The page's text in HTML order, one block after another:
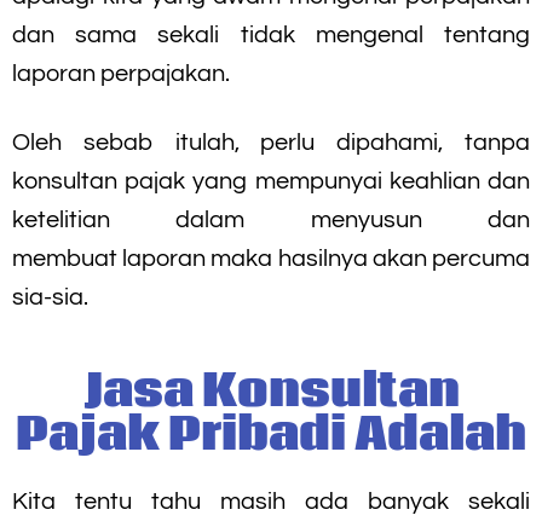
dan sama sekali tidak mengenal tentang
laporan perpajakan.
Oleh sebab itulah, perlu dipahami, tanpa
konsultan pajak yang mempunyai keahlian dan
ketelitian dalam menyusun dan
membuat laporan maka hasilnya akan percuma
sia-sia.
Jasa Konsultan
Pajak Pribadi Adalah
Kita tentu tahu masih ada banyak sekali